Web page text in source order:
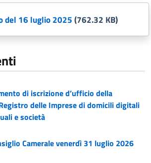
del 16 luglio 2025(762.32 KB)
di iscrizione d’ufficio della
delle Imprese di domicili digitali
e società
Camerale venerdì 31 luglio 2026